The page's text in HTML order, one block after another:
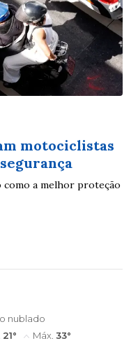
motociclistas
como a melhor proteção
nublado
21° Máx. 33°